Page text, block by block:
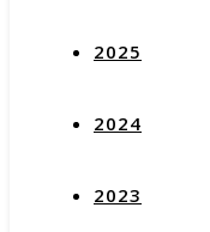
2025
2024
2023